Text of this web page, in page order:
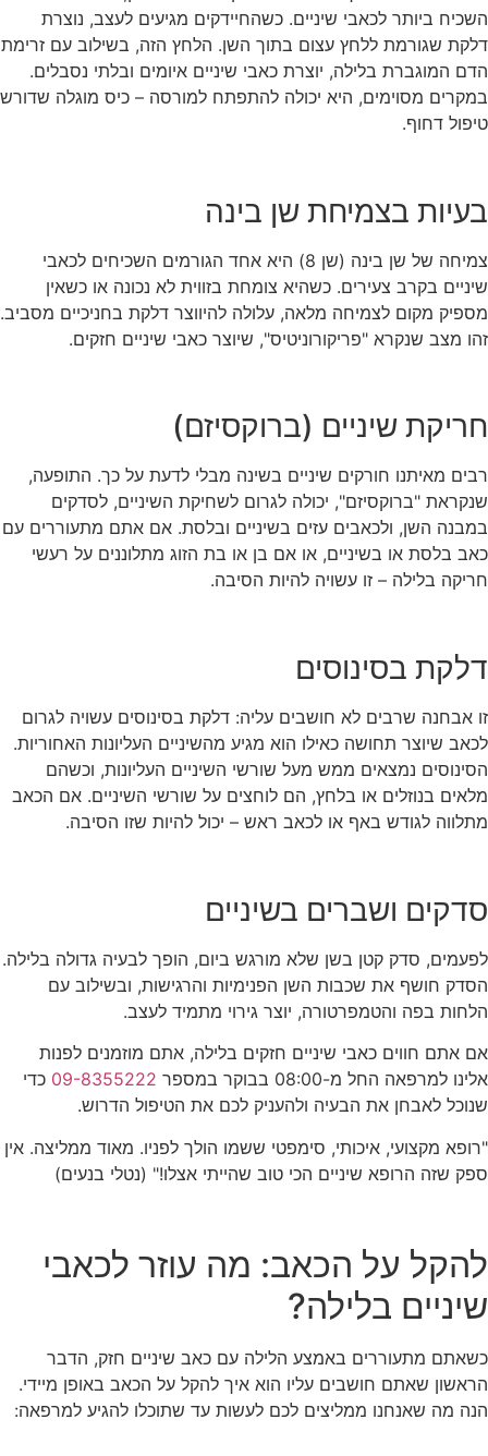
השכיח ביותר לכאבי שיניים. כשהחיידקים מגיעים לעצב, נוצרת
דלקת שגורמת ללחץ עצום בתוך השן. הלחץ הזה, בשילוב עם זרימת
הדם המוגברת בלילה, יוצרת כאבי שיניים איומים ובלתי נסבלים.
במקרים מסוימים, היא יכולה להתפתח למורסה – כיס מוגלה שדורש
טיפול דחוף.
בעיות בצמיחת שן בינה
צמיחה של שן בינה (שן 8) היא אחד הגורמים השכיחים לכאבי
שיניים בקרב צעירים. כשהיא צומחת בזווית לא נכונה או כשאין
מספיק מקום לצמיחה מלאה, עלולה להיווצר דלקת בחניכיים מסביב.
זהו מצב שנקרא "פריקורוניטיס", שיוצר כאבי שיניים חזקים.
חריקת שיניים (ברוקסיזם)
רבים מאיתנו חורקים שיניים בשינה מבלי לדעת על כך. התופעה,
שנקראת "ברוקסיזם", יכולה לגרום לשחיקת השיניים, לסדקים
במבנה השן, ולכאבים עזים בשיניים ובלסת. אם אתם מתעוררים עם
כאב בלסת או בשיניים, או אם בן או בת הזוג מתלוננים על רעשי
חריקה בלילה – זו עשויה להיות הסיבה.
דלקת בסינוסים
זו אבחנה שרבים לא חושבים עליה: דלקת בסינוסים עשויה לגרום
לכאב שיוצר תחושה כאילו הוא מגיע מהשיניים העליונות האחוריות.
הסינוסים נמצאים ממש מעל שורשי השיניים העליונות, וכשהם
מלאים בנוזלים או בלחץ, הם לוחצים על שורשי השיניים. אם הכאב
מתלווה לגודש באף או לכאב ראש – יכול להיות שזו הסיבה.
סדקים ושברים בשיניים
לפעמים, סדק קטן בשן שלא מורגש ביום, הופך לבעיה גדולה בלילה.
הסדק חושף את שכבות השן הפנימיות והרגישות, ובשילוב עם
הלחות בפה והטמפרטורה, יוצר גירוי מתמיד לעצב.
אם אתם חווים כאבי שיניים חזקים בלילה, אתם מוזמנים לפנות
אלינו למרפאה החל מ-08:00 בבוקר במספר
09-8355222 כדי
שנוכל לאבחן את הבעיה ולהעניק לכם את הטיפול הדרוש.
"רופא מקצועי, איכותי, סימפטי ששמו הולך לפניו. מאוד ממליצה. אין
ספק שזה הרופא שיניים הכי טוב שהייתי אצלו!" (נטלי בנעים)
להקל על הכאב: מה עוזר לכאבי
שיניים בלילה?
כשאתם מתעוררים באמצע הלילה עם כאב שיניים חזק, הדבר
הראשון שאתם חושבים עליו הוא איך להקל על הכאב באופן מיידי.
הנה מה שאנחנו ממליצים לכם לעשות עד שתוכלו להגיע למרפאה: